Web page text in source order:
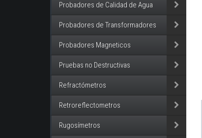
Probadores de Calidad de Agua
Probadores de Transformadores
Probadores Magneticos
Pruebas no Destructivas
Refractómetros
Retroreflectometros
Rugosímetros